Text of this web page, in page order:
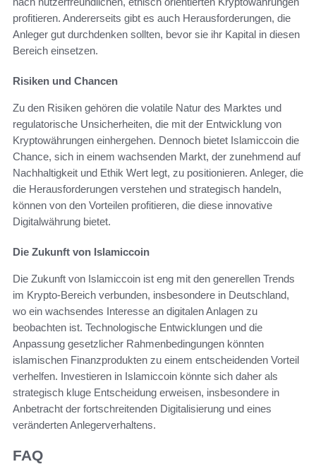
profitieren. Andererseits gibt es auch Herausforderungen, die
Anleger gut durchdenken sollten, bevor sie ihr Kapital in diesen
Bereich einsetzen.
Risiken und Chancen
Zu den Risiken gehören die volatile Natur des Marktes und
regulatorische Unsicherheiten, die mit der Entwicklung von
Kryptowährungen einhergehen. Dennoch bietet Islamiccoin die
Chance, sich in einem wachsenden Markt, der zunehmend auf
Nachhaltigkeit und Ethik Wert legt, zu positionieren. Anleger, die
die Herausforderungen verstehen und strategisch handeln,
können von den Vorteilen profitieren, die diese innovative
Digitalwährung bietet.
Die Zukunft von Islamiccoin
Die Zukunft von Islamiccoin ist eng mit den generellen Trends
im Krypto-Bereich verbunden, insbesondere in Deutschland,
wo ein wachsendes Interesse an digitalen Anlagen zu
beobachten ist. Technologische Entwicklungen und die
Anpassung gesetzlicher Rahmenbedingungen könnten
islamischen Finanzprodukten zu einem entscheidenden Vorteil
verhelfen. Investieren in Islamiccoin könnte sich daher als
strategisch kluge Entscheidung erweisen, insbesondere in
Anbetracht der fortschreitenden Digitalisierung und eines
veränderten Anlegerverhaltens.
FAQ